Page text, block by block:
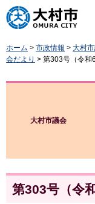
大村市
ホーム > 市政情報 > 大村
会だより > 第303号（令和
大村市議会
第303号（令